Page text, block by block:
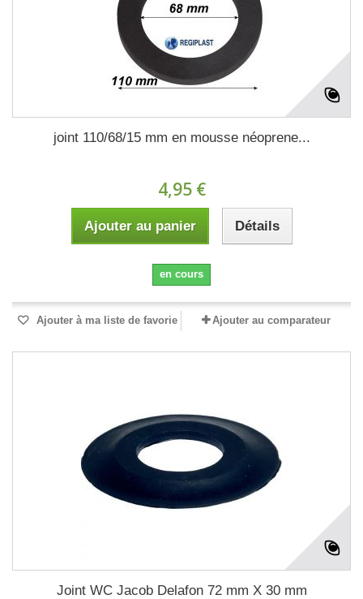
joint 110/68/15 mm en mousse néoprene...
4,95 €
Ajouter au panier Détails
en cours
Ajouter à ma liste de favorie Ajouter au comparateur
Joint WC Jacob Delafon 72 mm X 30 mm